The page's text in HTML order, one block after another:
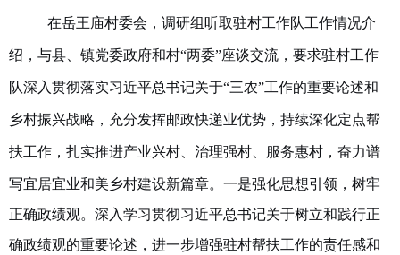
在岳王庙村委会 ，调研组听取驻村工作队工作情况介
绍，与县、镇党委政府和村“两委”座谈交流，要求驻村工作
队深入贯彻落实习近平总书记关于“三农”工作的重要论述和
乡村振兴战略，充分发挥邮政快递业优势，持续深化定点帮
扶工作，扎实推进产业兴村、治理强村、服务惠村，奋力谱
写宜居宜业和美乡村建设新篇章。 一是强化思想引领，树牢
正确政绩观。深入学习贯彻习近平总书记关于树立和践行正
确政绩观的重要论述，进一步增强驻村帮扶工作的责任感和